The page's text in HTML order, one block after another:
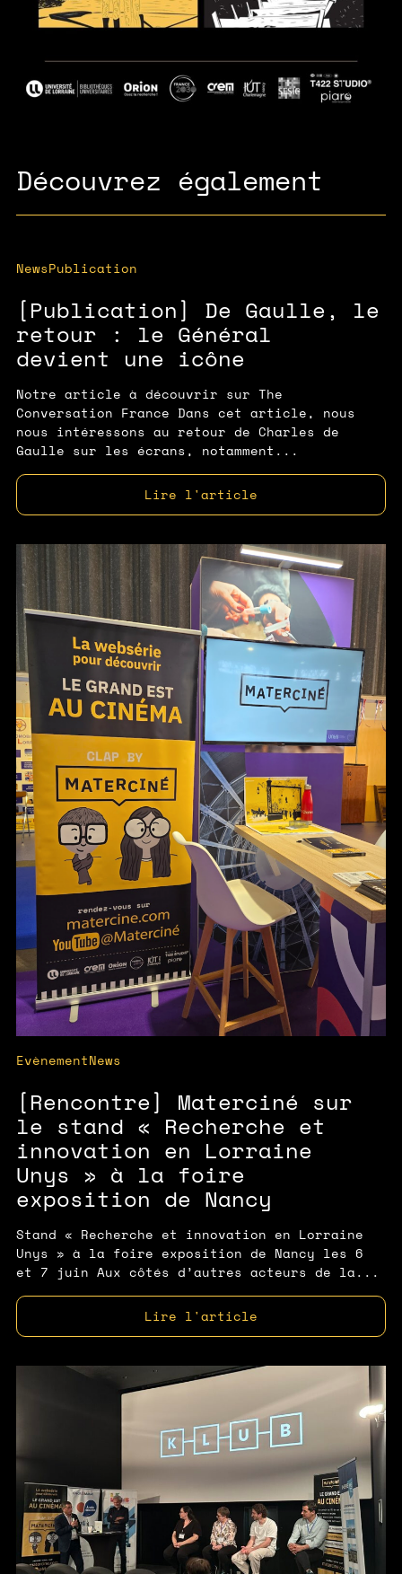
Découvrez également
NewsPublication
[Publication] De Gaulle, le
retour : le Général
devient une icône
Notre article à découvrir sur The
Conversation France Dans cet article, nous
nous intéressons au retour de Charles de
Gaulle sur les écrans, notamment...
Lire l'article
EvènementNews
[Rencontre] Materciné sur
le stand « Recherche et
innovation en Lorraine
Unys » à la foire
exposition de Nancy
Stand « Recherche et innovation en Lorraine
Unys » à la foire exposition de Nancy les 6
et 7 juin Aux côtés d’autres acteurs de la...
Lire l'article